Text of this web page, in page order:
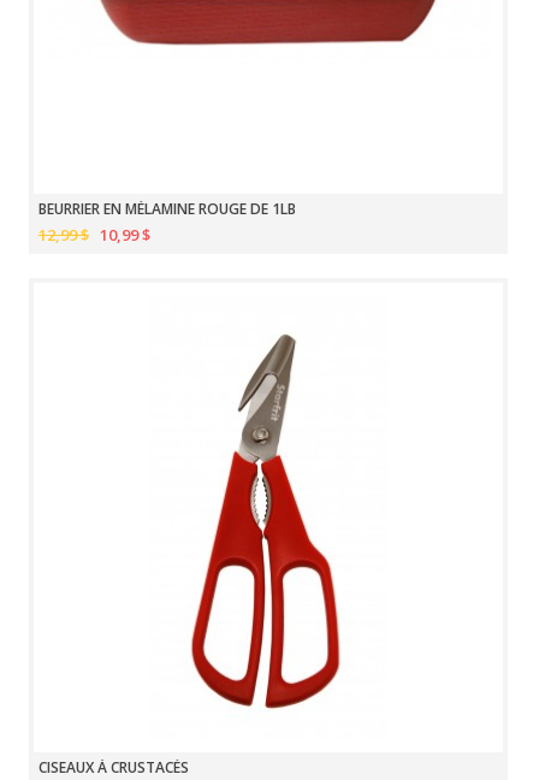
BEURRIER EN MÉLAMINE ROUGE DE 1LB
12,99 $ 10,99 $
CISEAUX À CRUSTACÉS